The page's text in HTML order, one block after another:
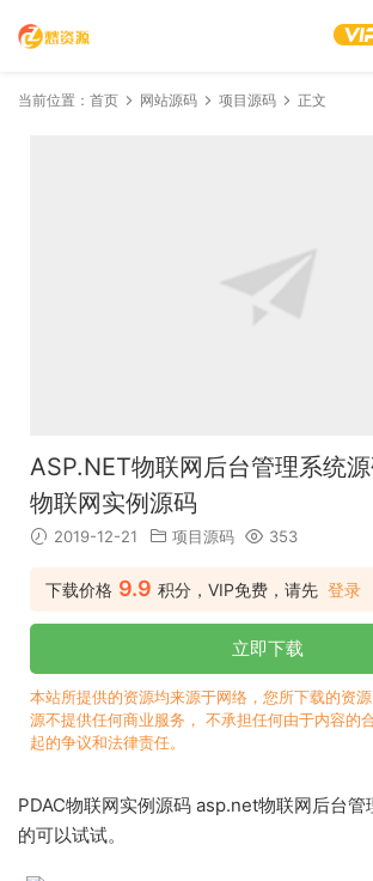
当前位置： 首页 网站源码 项目源码 正文
ASP.NET物联网后台管理系统
物联网实例源码
2019-12-21 项目源码 353
下载价格 9.9 积分，VIP免费，请先 登录
立即下载
本站所提供的资源均来源于网络，您所下载的资
源不提供任何商业服务， 不承担任何由于内容的
起的争议和法律责任。
PDAC物联网实例源码 asp.net物联网后台管
的可以试试。